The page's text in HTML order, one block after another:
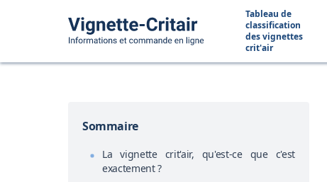
Tableau de
classification
des vignettes
crit'air
Sommaire
La vignette crit'air, qu'est-ce que c'est
exactement ?